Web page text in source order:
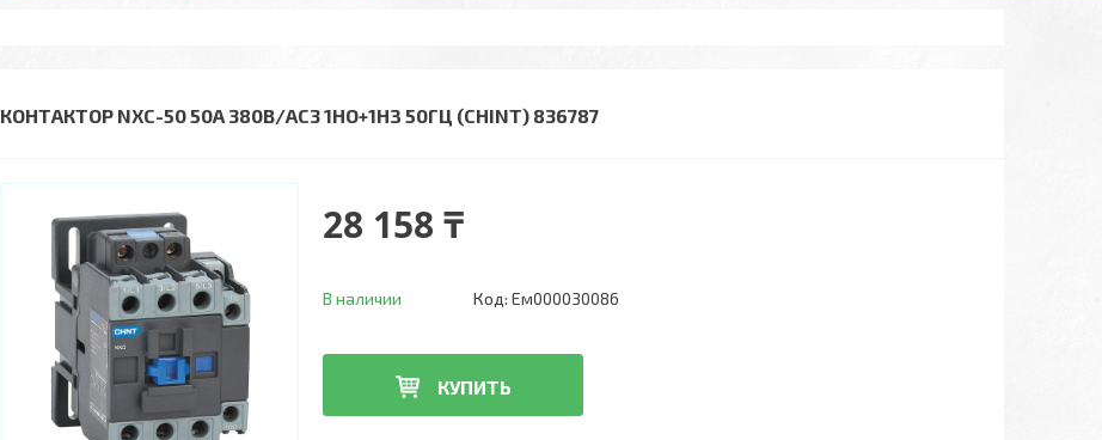
КОНТАКТОР NXC-50 50A 380В/АС3 1НО+1НЗ 50ГЦ (CHINT) 836787
28 158 ₸
В наличии Код: Ем000030086
КУПИТЬ